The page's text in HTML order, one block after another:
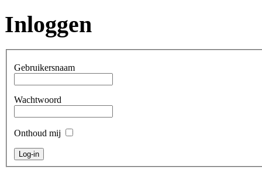
Inloggen
Gebruikersnaam
Wachtwoord
Onthoud mij